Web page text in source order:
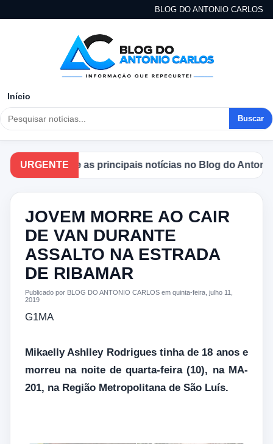
BLOG DO ANTONIO CARLOS
Início
Buscar
URGENTE
Acompanhe as principais notícias no Blog do Antonio
JOVEM MORRE AO CAIR
DE VAN DURANTE
ASSALTO NA ESTRADA
DE RIBAMAR
Publicado por BLOG DO ANTONIO CARLOS em quinta-feira, julho 11,
2019
G1MA
Mikaelly Ashlley Rodrigues tinha de 18 anos e
morreu na noite de quarta-feira (10), na MA-
201, na Região Metropolitana de São Luís.